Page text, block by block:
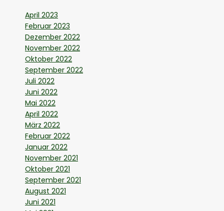
April 2023
Februar 2023
Dezember 2022
November 2022
Oktober 2022
September 2022
Juli 2022
Juni 2022
Mai 2022
April 2022
März 2022
Februar 2022
Januar 2022
November 2021
Oktober 2021
September 2021
August 2021
Juni 2021